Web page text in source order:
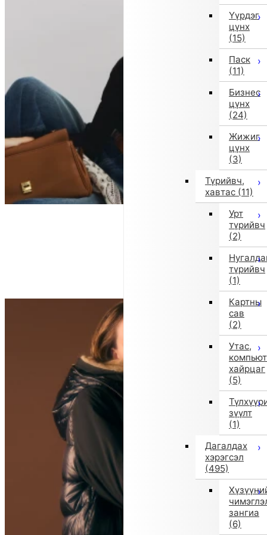
Үүрдэг
цүнх
(15)
Паск
(11)
Бизнес
цүнх
(24)
Жижиг
цүнх
(3)
Түрийвч,
хавтас (11)
Урт
түрийвч
(2)
түрийвч
(1)
Картны
сав
(2)
Утас,
хайрцаг
(5)
зүүлт
(1)
Дагалдах
хэрэгсэл
(495)
зангиа
(6)